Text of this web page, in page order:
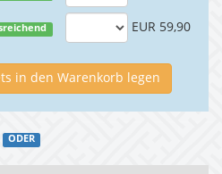
EUR 59,90
in den Warenkorb legen
ODER